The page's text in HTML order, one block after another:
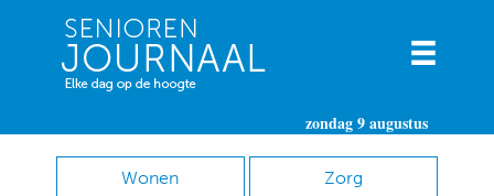
zondag 9 augustus
Wonen Zorg